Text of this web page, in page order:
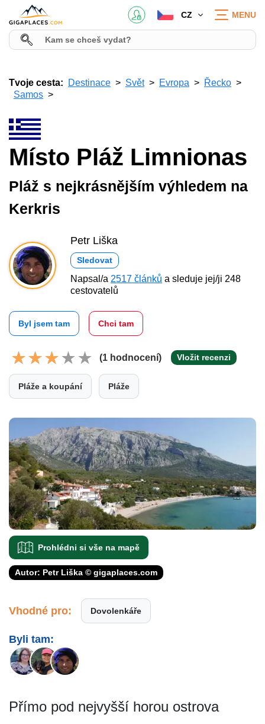
CZ MENU
Tvoje cesta: Destinace Svět Evropa
Řecko
Samos
Místo Pláž Limnionas
Pláž s nejkrásnějším výhledem na
Kerkris
Petr Liška
Sledovat
Napsal/a 2517 článků a sleduje jej/ji 248
cestovatelů
Byl jsem tam Chci tam
(1 hodnocení) Vložit recenzi
Pláže a koupání Pláže
Prohlédni si vše na mapě
Autor: Petr Liška © gigaplaces.com
Vhodné pro: Dovolenkáře
Byli tam:
Přímo pod nejvyšší horou ostrova